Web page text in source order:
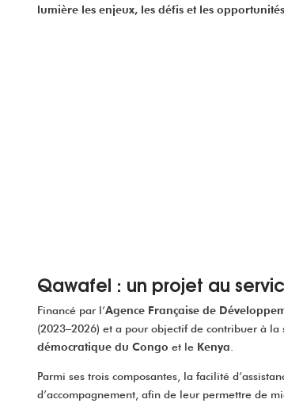
lumière les enjeux, les défis et les
Qawafel : un projet au
Financé par l’Agence Française de
(2023–2026) et a pour objectif de contribuer à
démocratique du Congo et le Kenya.
Parmi ses trois composantes, la facilité
d’accompagnement, afin de leur permettre de